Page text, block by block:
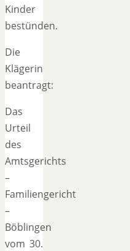
Kinder
bestünden.
Die
Klägerin
beantragt:
Das
Urteil
des
Amtsgerichts
–
Familiengericht
–
Böblingen
vom 30.